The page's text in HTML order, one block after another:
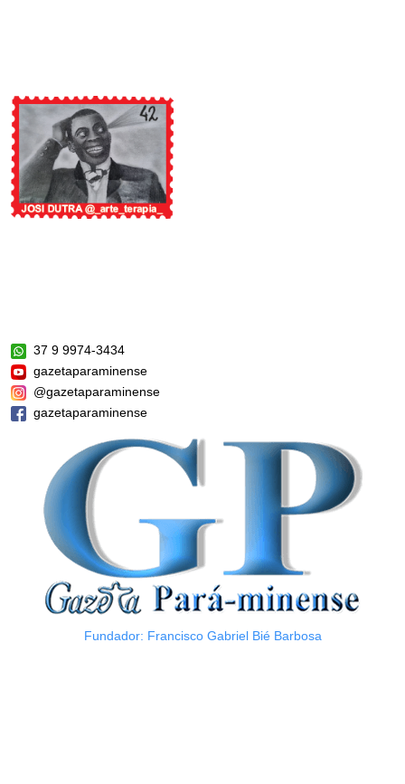
37 9 9974-3434
gazetaparaminense
@gazetaparaminense
gazetaparaminense
Fundador: Francisco Gabriel Bié Barbosa